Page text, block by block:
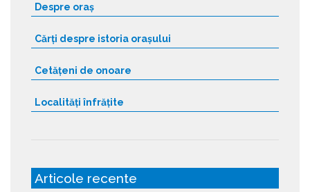
Despre oraș
Cărți despre istoria orașului
Cetățeni de onoare
Localități înfrățite
Articole recente